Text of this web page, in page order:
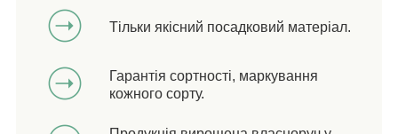
Тільки якісний посадковий матеріал.
Гарантія сортності, маркування
кожного сорту.